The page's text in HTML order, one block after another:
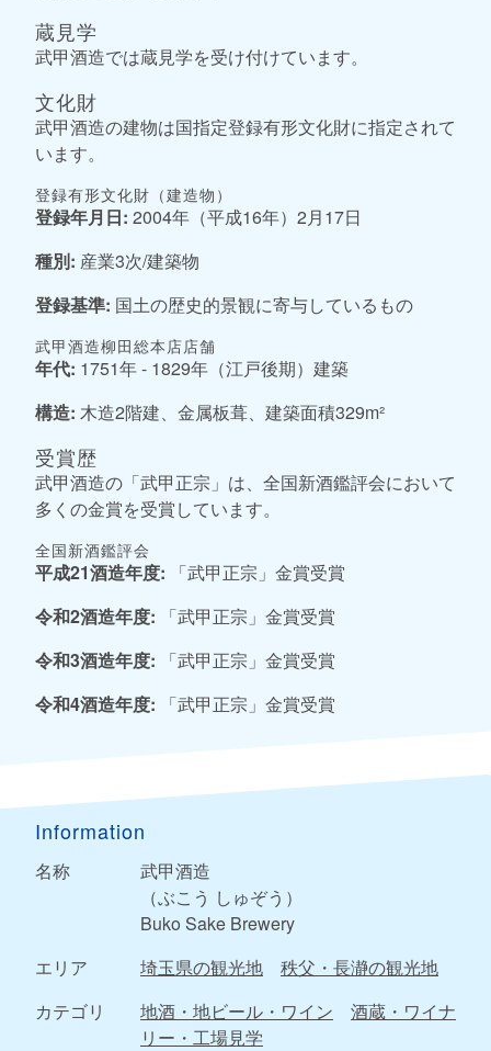
蔵見学
武甲酒造では蔵見学を受け付けています。
文化財
武甲酒造の建物は国指定登録有形文化財に指定されて
います。
登録有形文化財（建造物）
登録年月日: 2004年（平成16年）2月17日
種別: 産業3次/建築物
登録基準: 国土の歴史的景観に寄与しているもの
武甲酒造柳田総本店店舗
年代: 1751年 - 1829年（江戸後期）建築
構造: 木造2階建、金属板葺、建築面積329m²
受賞歴
武甲酒造の「武甲正宗」は、全国新酒鑑評会において
多くの金賞を受賞しています。
全国新酒鑑評会
平成21酒造年度: 「武甲正宗」金賞受賞
令和2酒造年度: 「武甲正宗」金賞受賞
令和3酒造年度: 「武甲正宗」金賞受賞
令和4酒造年度: 「武甲正宗」金賞受賞
Information
名称
武甲酒造
（ぶこう しゅぞう）
Buko Sake Brewery
エリア
埼玉県の観光地
秩父・長瀞の観光地
カテゴリ
地酒・地ビール・ワイン
酒蔵・ワイナ
リー・工場見学